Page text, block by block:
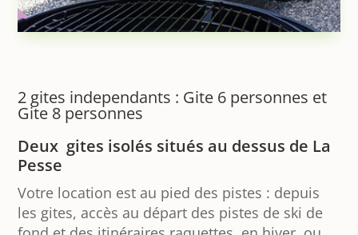
2 gites independants : Gite 6 personnes et
Gite 8 personnes
Deux gites isolés situés au dessus de La
Pesse
Votre location est au pied des pistes : depuis
les gites, accès au départ des pistes de ski de